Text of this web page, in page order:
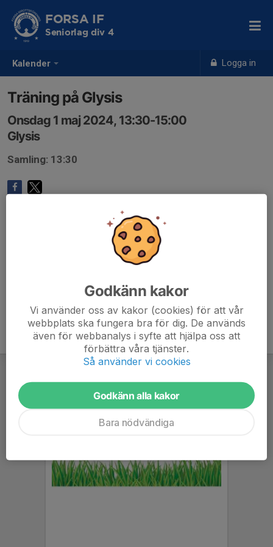
Kalender Logga in
FORSA IF
Seniorlag div 4
Träning på Glysis
Onsdag 1 maj 2024, 13:30-15:00
Glysis
Samling: 13:30
Godkänn kakor
Vi använder oss av kakor (cookies) för att vår
webbplats ska fungera bra för dig. De används
även för webbanalys i syfte att hjälpa oss att
förbättra våra tjänster.
Så använder vi cookies
Godkänn alla kakor
Bara nödvändiga